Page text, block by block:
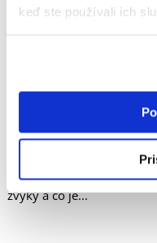
keď ste používali ich
Potkany -
o týchto
Potkan je hlodavec,
ľudia zbožňujú
strechu nikdy
zvyky a čo je...